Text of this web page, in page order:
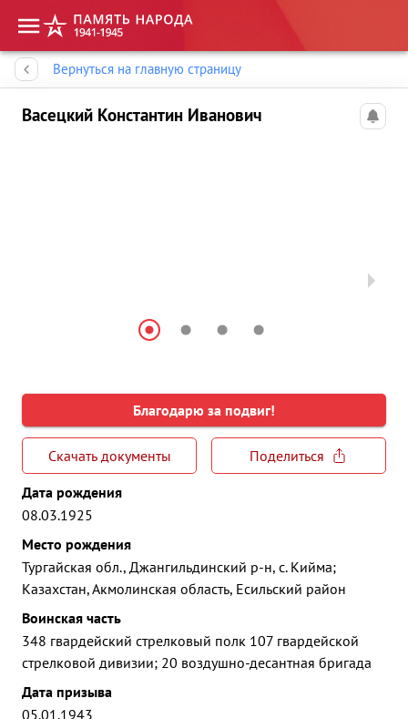
Вернуться на главную страницу
Васецкий Константин Иванович
Благодарю за подвиг!
Скачать документы
Поделиться
Дата рождения
08.03.1925
Место рождения
Тургайская обл., Джангильдинский р-н, с. Кийма;
Казахстан, Акмолинская область, Есильский район
Воинская часть
348 гвардейский стрелковый полк 107 гвардейской
стрелковой дивизии; 20 воздушно-десантная бригада
Дата призыва
05.01.1943
Память народа